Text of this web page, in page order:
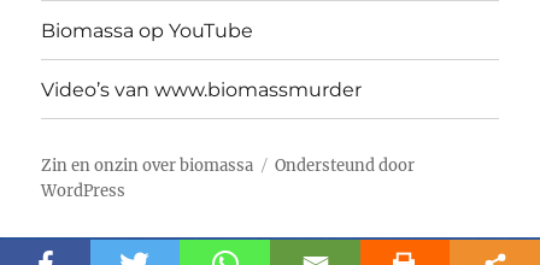
Biomassa op YouTube
Video’s van www.biomassmurder
Zin en onzin over biomassa
Ondersteund door
WordPress